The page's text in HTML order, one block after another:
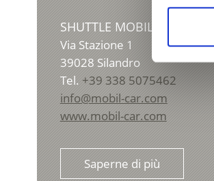
SHUTTLE MOBIL CAR
Via Stazione 1
39028 Silandro
Tel. +39 338 5075462
info@mobil-car.com
www.mobil-car.com
Saperne di più